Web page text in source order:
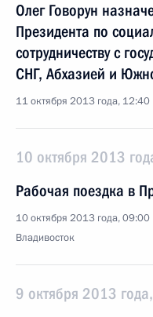
Олег Говорун
Президента по
сотрудничеству с
СНГ, Абхазией и
11 октября 2013 года, 12:40
10 октября 2013
Рабочая поездка в
10 октября 2013 года, 09:00
Владивосток
9 октября 2013